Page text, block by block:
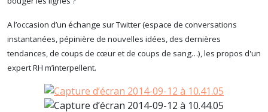
A l’occasion d’un échange sur Twitter (espace de conversations
instantanées, pépinière de nouvelles idées, des dernières
tendances, de coups de cœur et de coups de sang…), les propos d'un
expert RH m’interpellent.